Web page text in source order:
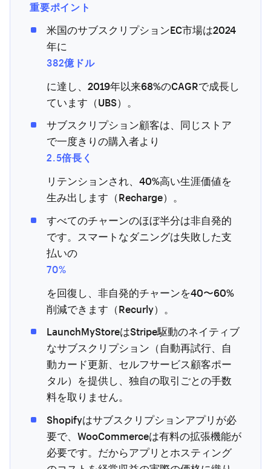
重要ポイント
米国のサブスクリプションEC市場は2024
年に
382億ドル
に達し、2019年以来68%のCAGRで成長し
ています（UBS）。
サブスクリプション顧客は、同じストア
で一度きりの購入者より
2.5倍長く
リテンションされ、40%高い生涯価値を
生み出します（Recharge）。
すべてのチャーンのほぼ半分は非自発的
です。スマートなダニングは失敗した支
払いの
70%
を回復し、非自発的チャーンを40〜60%
削減できます（Recurly）。
LaunchMyStoreはStripe駆動のネイティブ
なサブスクリプション（自動再試行、自
動カード更新、セルフサービス顧客ポー
タル）を提供し、独自の取引ごとの手数
料を取りません。
Shopifyはサブスクリプションアプリが必
要で、WooCommerceは有料の拡張機能が
必要です。だからアプリとホスティング